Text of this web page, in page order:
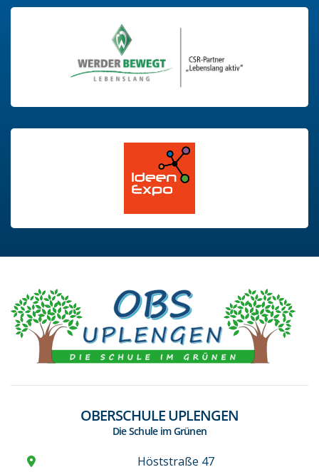
OBERSCHULE UPLENGEN
Die Schule im Grünen
Höststraße 47